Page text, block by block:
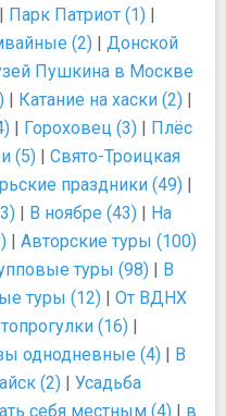
| Парк Патриот (1) |
(2) | Донской
Пушкина в Москве
| Катание на хаски (2) |
| Гороховец (3) | Плёс
(5) | Свято-Троицкая
праздники (49) |
| В ноябре (43) | На
| Авторские туры (100)
туры (98) | В
туры (12) | От ВДНХ
(16) |
однодневные (4) | В
(2) | Усадьба
себя местным (4) | в